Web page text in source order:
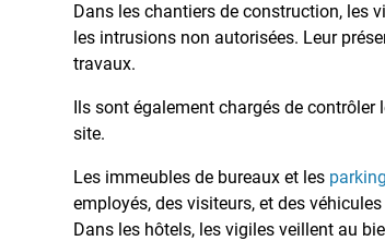
Dans les chantiers de construction, les
les intrusions non autorisées. Leur
travaux.
Ils sont également chargés de contrôler
site.
Les immeubles de bureaux et les
employés, des visiteurs, et des
Dans les hôtels, les vigiles veillent au